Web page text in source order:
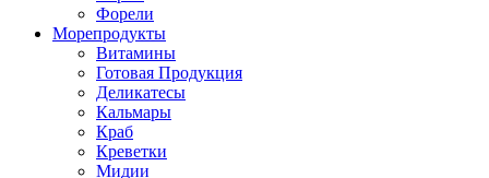
Форели
Морепродукты
Витамины
Готовая Продукция
Деликатесы
Кальмары
Краб
Креветки
Мидии